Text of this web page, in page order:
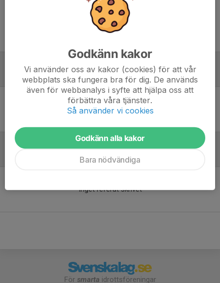
Laguppställning
Ingen uppställning ifylld
Inget referat skrivet
För smarta idrottsföreningar
Godkänn kakor
Vi använder oss av kakor (cookies) för att vår
webbplats ska fungera bra för dig. De används
även för webbanalys i syfte att hjälpa oss att
förbättra våra tjänster.
Så använder vi cookies
Godkänn alla kakor
Bara nödvändiga